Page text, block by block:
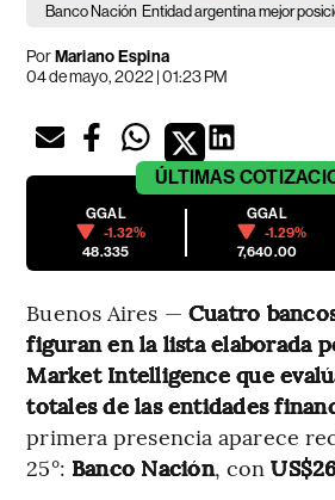
Banco Nación Entidad argentina mejor
PorMariano Espina
04 de mayo, 2022 | 01:23 PM
ÚLTIMAS
GGAL
-1.32%
48.335
GGAL
-1.29%
7,640.00
Buenos Aires — Cuatro
figuran en la lista elaborada
Market Intelligence que
totales de las entidades
primera presencia aparece
25°: Banco Nación, con